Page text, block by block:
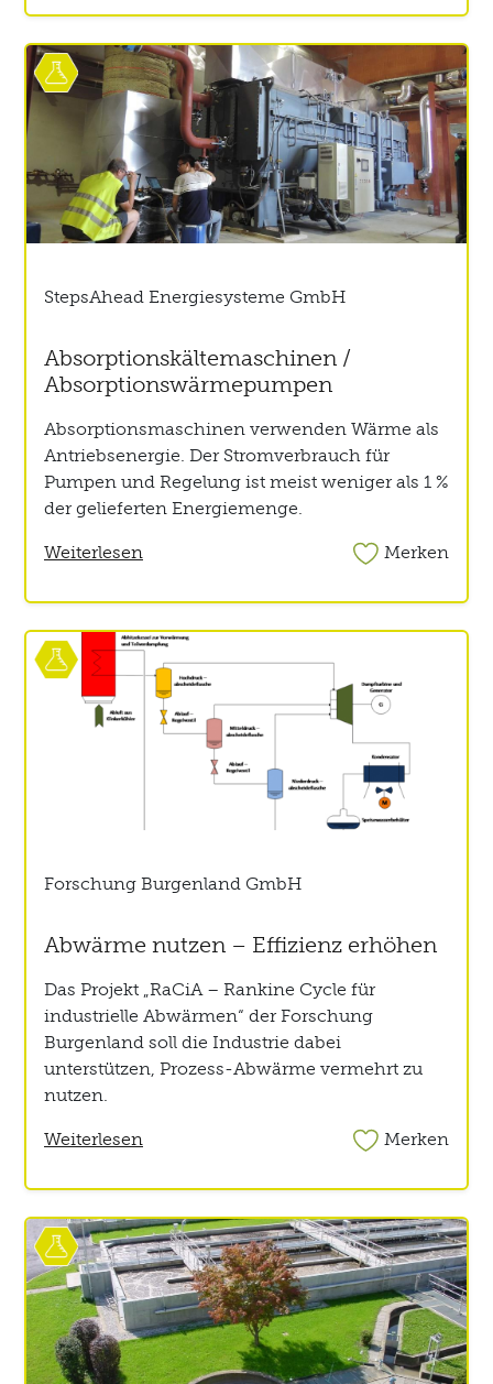
StepsAhead Energiesysteme GmbH
Absorptionskältemaschinen /
Absorptionswärmepumpen
Absorptionsmaschinen verwenden Wärme als
Antriebsenergie. Der Stromverbrauch für
Pumpen und Regelung ist meist weniger als 1 %
der gelieferten Energiemenge.
Weiterlesen
Merken
Forschung Burgenland GmbH
Abwärme nutzen – Effizienz erhöhen
Das Projekt „RaCiA – Rankine Cycle für
industrielle Abwärmen“ der Forschung
Burgenland soll die Industrie dabei
unterstützen, Prozess-Abwärme vermehrt zu
nutzen.
Weiterlesen
Merken